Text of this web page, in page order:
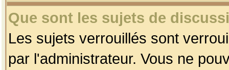
Que sont les sujets de
Les sujets verrouillés sont
par l'administrateur. Vous ne